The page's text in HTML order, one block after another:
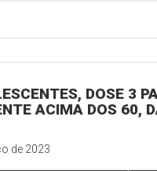
DOSE 3
ACIMA DOS 60,
de 2023